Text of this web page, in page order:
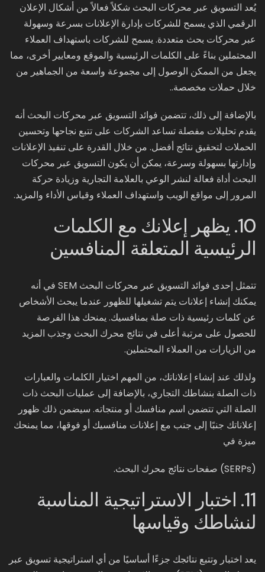
يُعد التسويق عبر محركات البحث شكلاً فعالاً من أشكال الإعلان
الرقمي الذي يسمح للشركات بإدارة الإعلانات بسرعة وسهولة
عبر محركات بحث متعددة. يسمح للشركات باستهداف العملاء
المحتملين بناءً على الكلمات الرئيسية والموقع ومعايير أخرى، مما
يجعل من الممكن الوصول إلى مجموعة واسعة من الجماهير من
خلال حملات مخصصة..
بالإضافة إلى ذلك، تتضمن فوائد التسويق عبر محركات البحث أنه
يقدم تحليلات مفصلة تساعد الشركات على تتبع نجاحها وتحسين
الحملات لتحقيق نتائج أفضل. من خلال القدرة على تنفيذ الإعلانات
وإدارتها بسهولة وسرعة، يمكن أن يكون التسويق عبر محركات
البحث أداة فعالة لنشر الوعي بالعلامة التجارية وزيادة حركة
المرور إلى مواقع الويب واستهداف العملاء وقياس الأداء والمزيد.
10. يظهر إعلانك مع الكلمات
الرئيسية المتعلقة المنافسين
تتمثل إحدى فوائد التسويق عبر محركات البحث SEM في أنه
يمكنك إنشاء إعلانات يتم تشغيلها للظهور عندما يبحث الأشخاص
عن كلمات رئيسية ذات صلة بمنافسيك. يمنحك هذا الفرصة
للحصول على مرتبة أعلى في نتائج محرك البحث وجذب المزيد
من الزيارات من العملاء المحتملين.
ولذلك عند إنشاء إعلاناتك، من المهم اختيار الكلمات والعبارات
ذات الصلة بنشاطك التجاري، بالإضافة إلى عمليات البحث ذات
الصلة التي تتضمن اسم منافسك أو منتجاته. سيضمن ذلك ظهور
إعلاناتك جنبًا إلى جنب مع إعلانات منافسيك أو فوقها، مما يمنحك
ميزة في
(SERPs) صفحات نتائج محرك البحث.
11. اختبار الاستراتيجية المناسبة
لنشاطك وقياسها
يعد اختبار وتتبع نتائجك جزءًا أساسيًا من أي استراتيجية تسويق عبر